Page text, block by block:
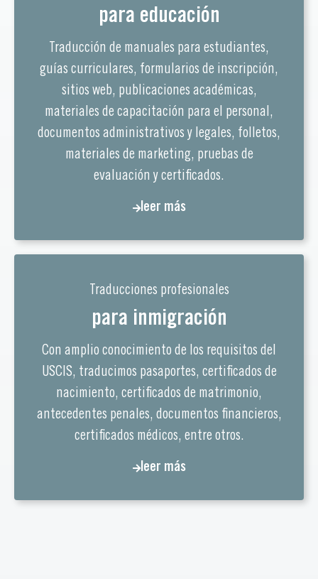
para educación
Traducción de manuales para estudiantes,
guías curriculares, formularios de inscripción,
sitios web, publicaciones académicas,
materiales de capacitación para el personal,
documentos administrativos y legales, folletos,
materiales de marketing, pruebas de
evaluación y certificados.
leer más
Traducciones profesionales
para inmigración
Con amplio conocimiento de los requisitos del
USCIS, traducimos pasaportes, certificados de
nacimiento, certificados de matrimonio,
antecedentes penales, documentos financieros,
certificados médicos, entre otros.
leer más